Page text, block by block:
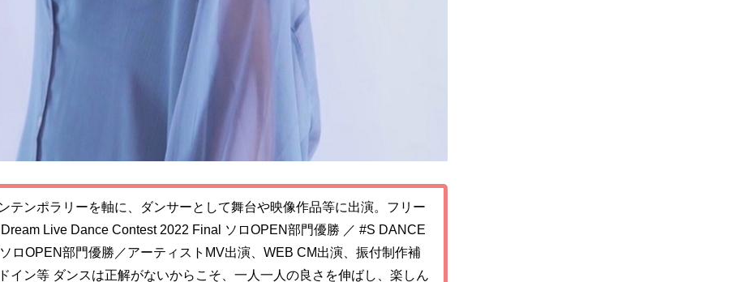
テンポラリーを軸に、ダンサーとして舞台や映像作品等に出演。フリー
Live Dance Contest 2022 Final ソロOPEN部門優勝 ／ #S DANCE
ロOPEN部門優勝／アーティストMV出演、WEB CM出演、振付制作補
イン等 ダンスは正解がないからこそ、一人一人の良さを伸ばし、楽しん